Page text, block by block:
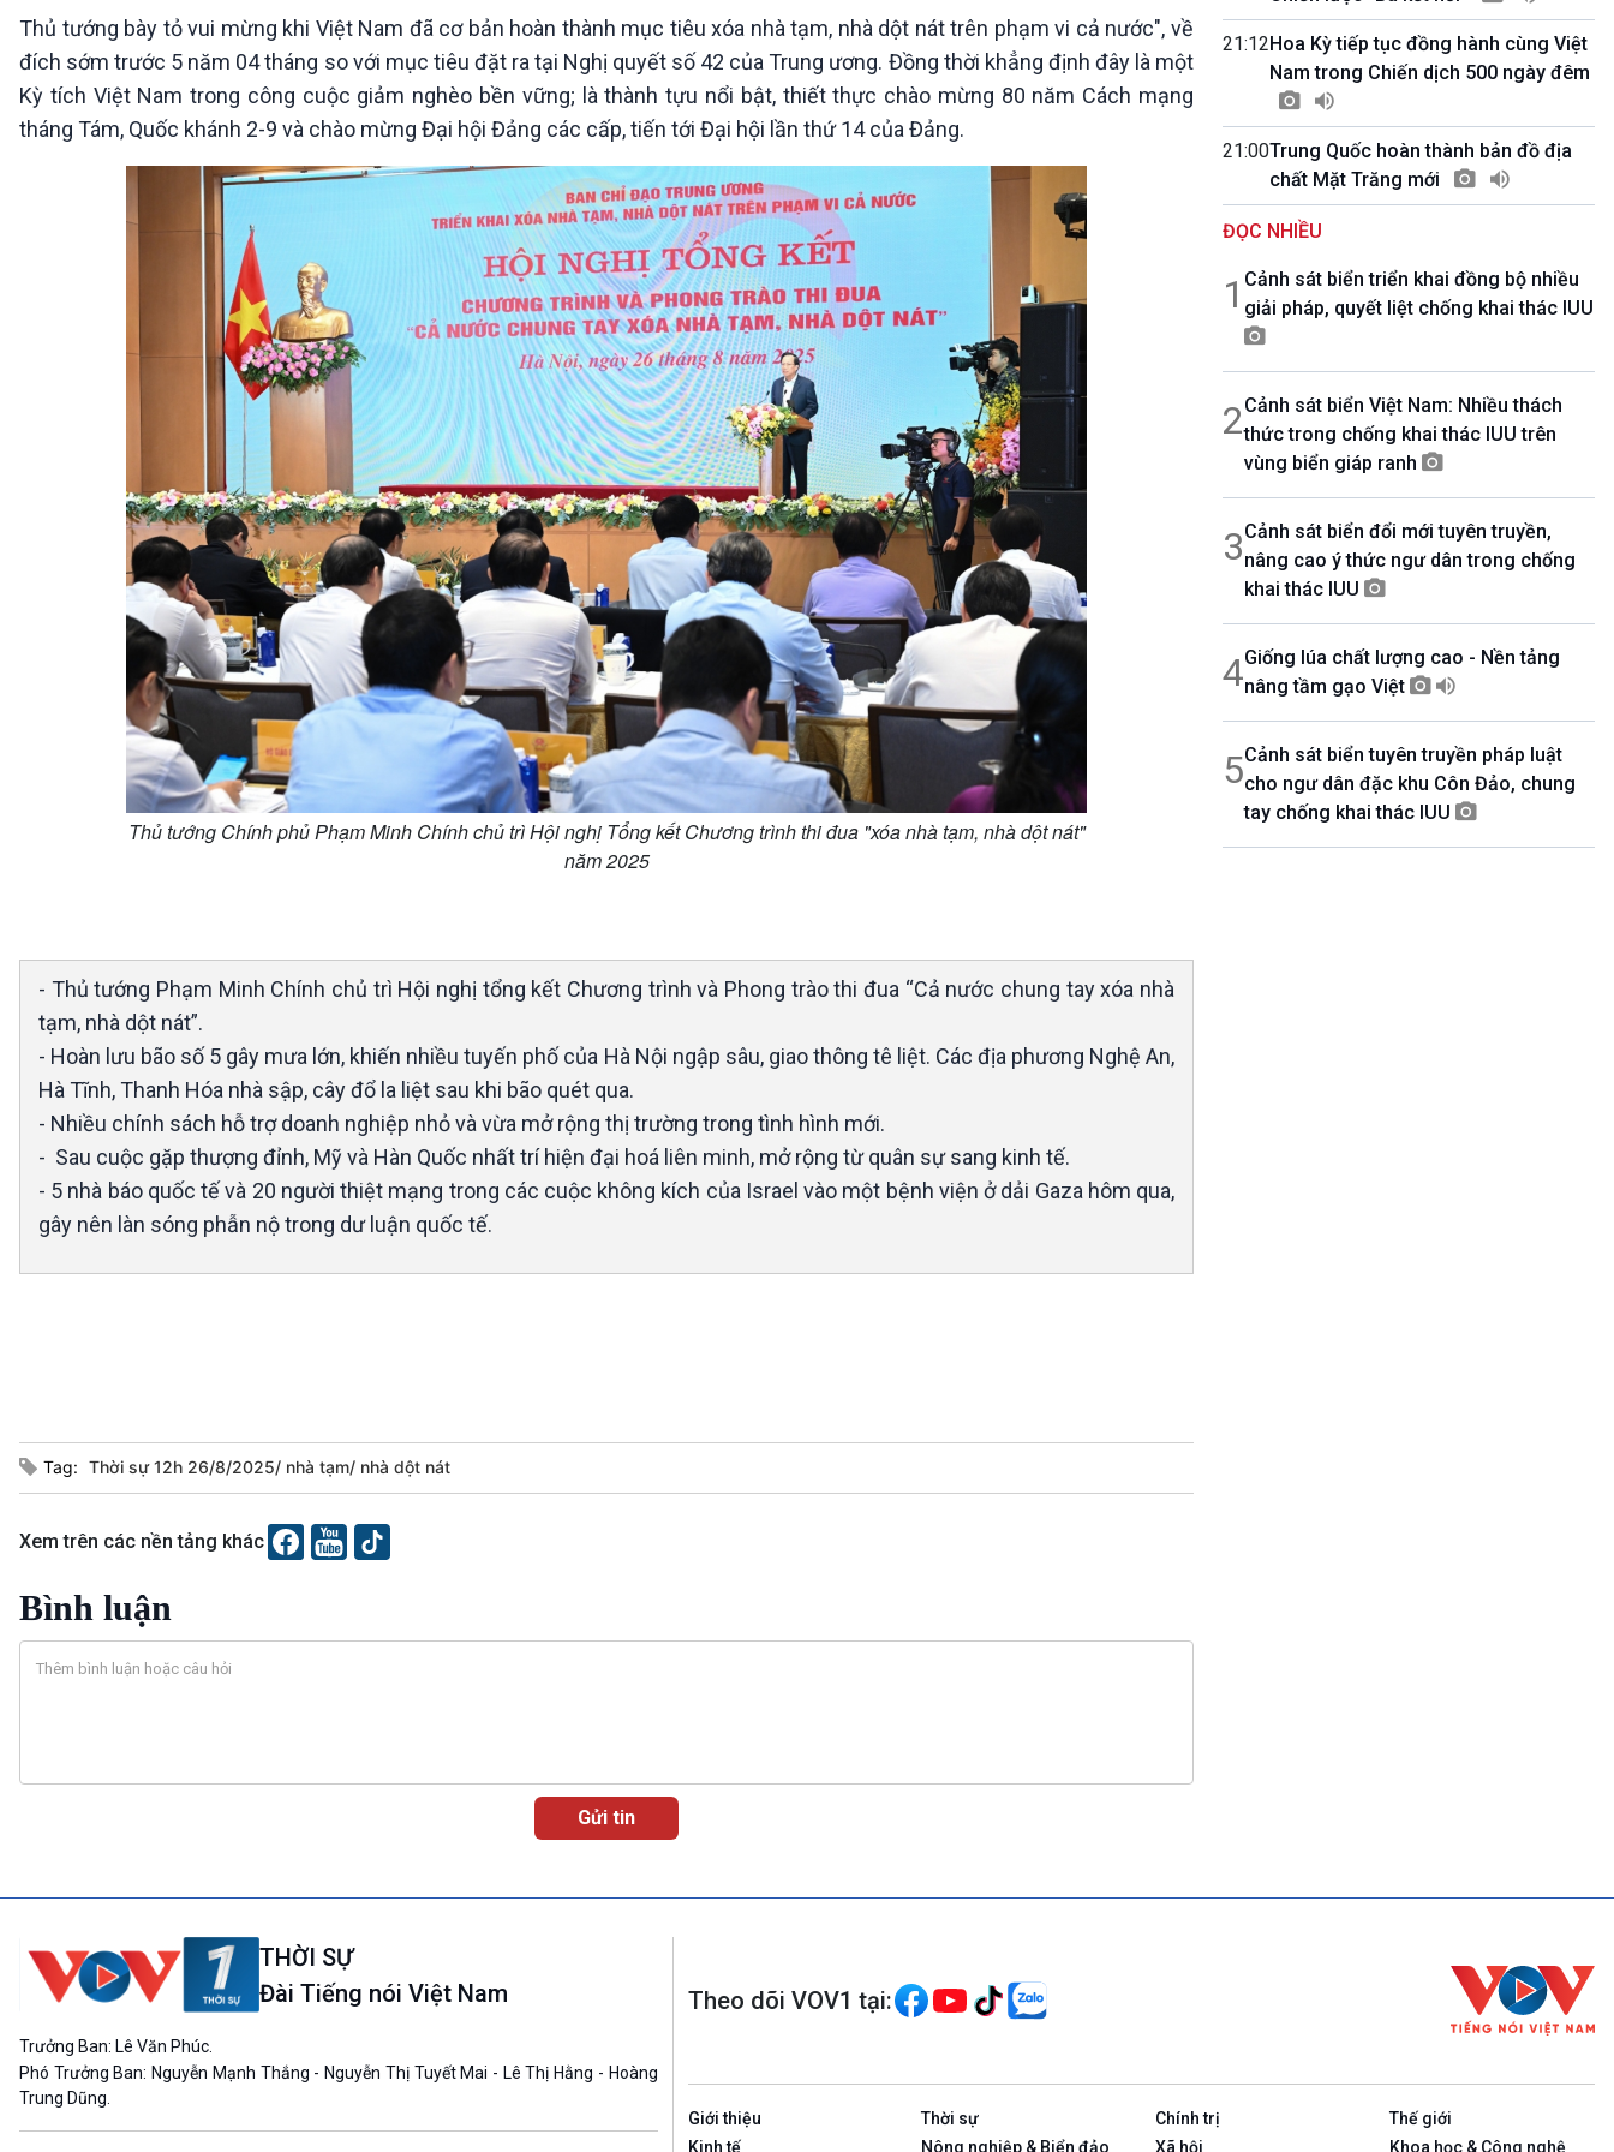
Chuyển đổi Xanh
Tài nguyên và Môi trường
Chuyên gia của bạn
Xã hội chuyển động
Sống chung với biến đổi
khí hậu
Câu chuyện Thể thao
Infographic
E-Magazine
10 phút Sự kiện - Luận bàn
Câu chuyện thời sự
Dòng chảy sự kiện
Diễn đàn chủ nhật
Chuyện đêm
Các chương trình đặc biệt
Thủ tướng bày tỏ vui mừng khi Việt Nam đã cơ bản hoàn thành mục tiêu xóa nhà tạm, nhà dột nát trên phạm vi cả nước", về
đích sớm trước 5 năm 04 tháng so với mục tiêu đặt ra tại Nghị quyết số 42 của Trung ương. Đồng thời khẳng định đây là một
Kỳ tích Việt Nam trong công cuộc giảm nghèo bền vững; là thành tựu nổi bật, thiết thực chào mừng 80 năm Cách mạng
tháng Tám, Quốc khánh 2-9 và chào mừng Đại hội Đảng các cấp, tiến tới Đại hội lần thứ 14 của Đảng.
Thủ tướng Chính phủ Phạm Minh Chính chủ trì Hội nghị Tổng kết Chương trình thi đua "xóa nhà tạm, nhà dột nát"
năm 2025
- Thủ tướng Phạm Minh Chính chủ trì Hội nghị tổng kết Chương trình và Phong trào thi đua “Cả nước chung tay xóa nhà
tạm, nhà dột nát”.
- Hoàn lưu bão số 5 gây mưa lớn, khiến nhiều tuyến phố của Hà Nội ngập sâu, giao thông tê liệt. Các địa phương Nghệ An,
Hà Tĩnh, Thanh Hóa nhà sập, cây đổ la liệt sau khi bão quét qua.
- Nhiều chính sách hỗ trợ doanh nghiệp nhỏ và vừa mở rộng thị trường trong tình hình mới.
- Sau cuộc gặp thượng đỉnh, Mỹ và Hàn Quốc nhất trí hiện đại hoá liên minh, mở rộng từ quân sự sang kinh tế.
- 5 nhà báo quốc tế và 20 người thiệt mạng trong các cuộc không kích của Israel vào một bệnh viện ở dải Gaza hôm qua,
gây nên làn sóng phẫn nộ trong dư luận quốc tế.
Tag: Thời sự 12h 26/8/2025/ nhà tạm/ nhà dột nát
Xem trên các nền tảng khác
Bình luận
21:12Hoa Kỳ tiếp tục đồng hành cùng Việt
Nam trong Chiến dịch 500 ngày đêm
21:00Trung Quốc hoàn thành bản đồ địa
chất Mặt Trăng mới
ĐỌC NHIỀU
1 Cảnh sát biển triển khai đồng bộ nhiều
giải pháp, quyết liệt chống khai thác IUU
2Cảnh sát biển Việt Nam: Nhiều thách
thức trong chống khai thác IUU trên
vùng biển giáp ranh
3Cảnh sát biển đổi mới tuyên truyền,
nâng cao ý thức ngư dân trong chống
khai thác IUU
4Giống lúa chất lượng cao - Nền tảng
nâng tầm gạo Việt
5Cảnh sát biển tuyên truyền pháp luật
cho ngư dân đặc khu Côn Đảo, chung
tay chống khai thác IUU
THỜI SỰ
Đài Tiếng nói Việt Nam
Trưởng Ban: Lê Văn Phúc.
Phó Trưởng Ban: Nguyễn Mạnh Thắng - Nguyễn Thị Tuyết Mai - Lê Thị Hằng - Hoàng
Trung Dũng.
Theo dõi VOV1 tại:
Giới thiệu Thời sự Chính trị
Thế giới
Kinh tế
Nông nghiệp & Biển đảo Xã hội Khoa học & Công nghệ